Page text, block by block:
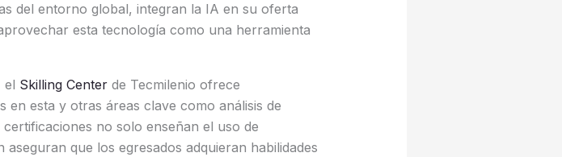
del entorno global, integran la IA en su oferta
esta tecnología como una herramienta
el Skilling Centerde Tecmilenio ofrece
esta y otras áreas clave como análisis de
no solo enseñan el uso de
que los egresados adquieran habilidades